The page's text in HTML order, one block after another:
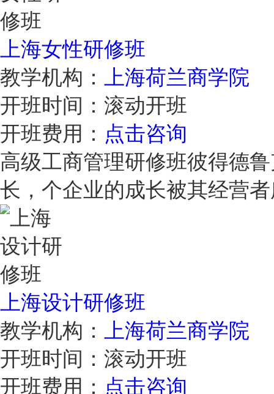
上海女性研修班
教学机构：
上海荷兰商学院
开班时间： 滚动开班
开班费用： 点击咨询
高级工商管理研修班彼得德
长，个企业的成长被其经营
上海设计研修班
教学机构：
上海荷兰商学院
开班时间： 滚动开班
开班费用： 点击咨询